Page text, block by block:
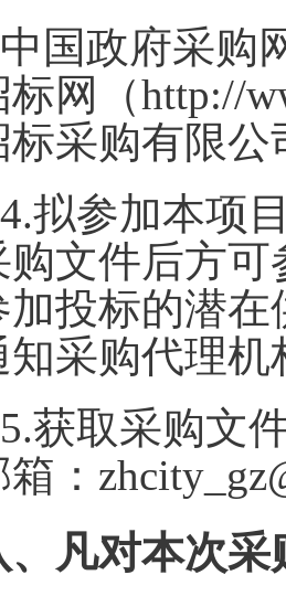
中国政府采购
标网（http://
标采购有限公
4.拟参加本项
购文件后方
加投标的潜
知采购代理机
5.获取采购文
箱：
、凡对本次